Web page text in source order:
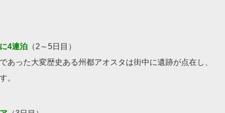
4連泊 （2～5日目）
った大変歴史ある州都アオスタは街中に遺跡が点在し、
。